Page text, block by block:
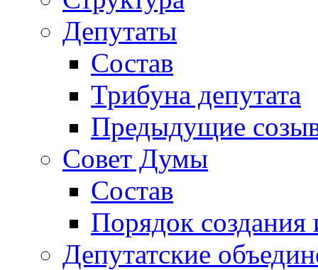
Депутаты
Состав
Трибуна депутата
Предыдущие
Совет Думы
Состав
Порядок создания
Депутатские